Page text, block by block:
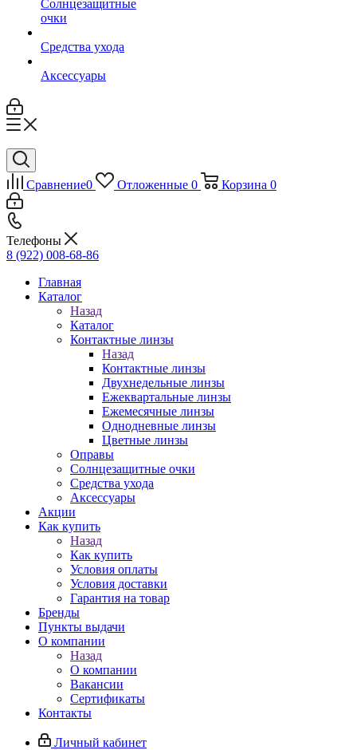
Солнцезащитные
очки
Средства ухода
Аксессуары
Сравнение0 Отложенные 0 Корзина 0
Телефоны
8 (922) 008-68-86
Главная
Каталог
Назад
Каталог
Контактные линзы
Назад
Контактные линзы
Двухнедельные линзы
Ежеквартальные линзы
Ежемесячные линзы
Однодневные линзы
Цветные линзы
Оправы
Солнцезащитные очки
Средства ухода
Аксессуары
Акции
Как купить
Назад
Как купить
Условия оплаты
Условия доставки
Гарантия на товар
Бренды
Пункты выдачи
О компании
Назад
О компании
Вакансии
Сертификаты
Контакты
Личный кабинет